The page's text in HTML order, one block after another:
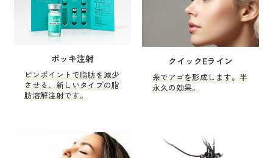
ポッキ注射
ピンポイントで脂肪を減少
させる、新しいタイプの脂
肪溶解注射です。
クイックEライン
糸でアゴを形成します。半
永久の効果。